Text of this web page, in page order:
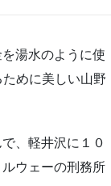
湯水のように使
めに美しい山野
、軽井沢に１０
ウェーの刑務所